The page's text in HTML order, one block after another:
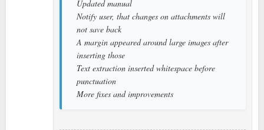
Updated manual
Notify user, that changes on attachments will
not save back
A margin appeared around large images after
inserting those
Text extraction inserted whitespace before
punctuation
More fixes and improvements